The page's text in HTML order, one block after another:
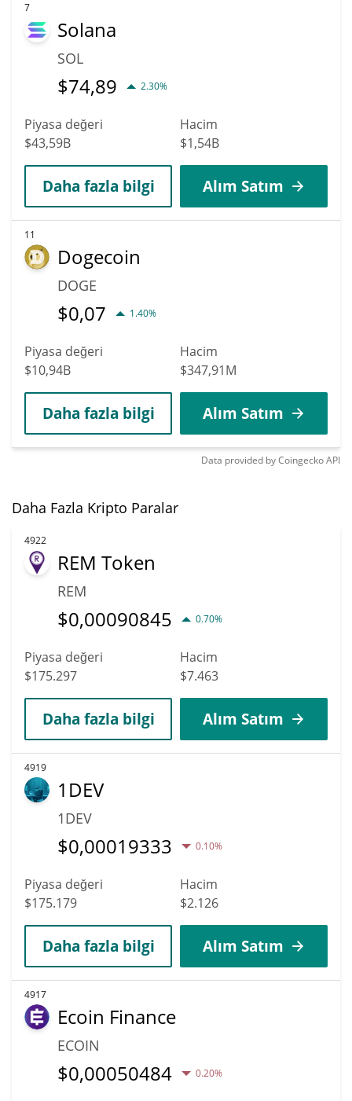
7
Solana
SOL
$74,89 2.30%
Piyasa değeri
$43,59B
Hacim
$1,54B
Daha fazla bilgi Alım Satım
11
Dogecoin
DOGE
$0,07 1.40%
Piyasa değeri
$10,94B
Hacim
$347,91M
Daha fazla bilgi Alım Satım
Data provided byCoingeckoAPI
Daha Fazla Kripto Paralar
4922
REM Token
REM
$0,00090845 0.70%
Piyasa değeri
$175.297
Hacim
$7.463
Daha fazla bilgi Alım Satım
4919
1DEV
1DEV
$0,00019333 0.10%
Piyasa değeri
$175.179
Hacim
$2.126
Daha fazla bilgi Alım Satım
4917
Ecoin Finance
ECOIN
$0,00050484 0.20%